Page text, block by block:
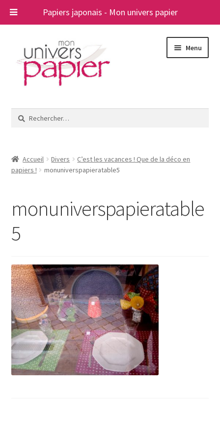
Papiers japonais - Mon univers papier
navigation
contenu
Menu
le
A propos
Rechercher :
Accueil Divers
C’est les vacances ! Que de la déco en
papiers !
monuniverspapieratable5
monuniverspapieratable
5